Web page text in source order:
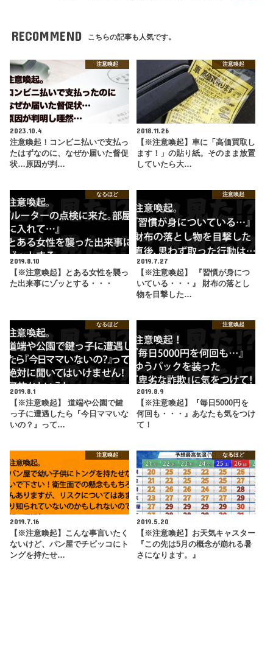
RECOMMEND こちらの記事も人気です。
注意喚起
2023.10.4
注意喚起！コンビニ払いで支払っ
たはずなのに、なぜか届いた督促
状…原因が判…
注意喚起
2018.11.26
【※注意喚起】車に「高価買取し
ます！」の貼り紙。そのまま放置
していたら大…
なるほど
2019.8.10
【※注意喚起】とある女性を襲っ
た出来事にゾッとする・・・
注意喚起
2019.7.27
【※注意喚起】 『習慣が身につ
いている・・・』 財布の落とし
物を目撃した…
なるほど
2019.8.1
【※注意喚起】 道端や公園で鍵
っ子に遭遇したら『今日ママいな
いの？』って…
注意喚起
2019.8.9
【※注意喚起】『毎日5000円を
何回も・・・』あなたも気をつけ
て！
注意喚起
2019.7.16
【※注意喚起】こんな事言いたく
ないけど、パン屋でチビッコにト
ングを持たせ…
なるほど
2019.5.20
【※注意喚起】お天気キャスター
『この先は5月の概念が崩れる暑
さになります。』